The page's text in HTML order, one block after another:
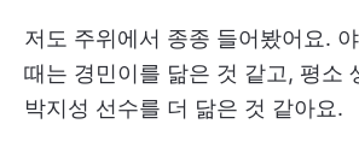
저도 주위에서 종종 들어봤어요.
때는 경민이를 닮은 것 같고, 평소
박지성 선수를 더 닮은 것 같아요.